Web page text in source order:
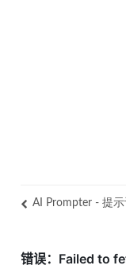
AI Prompter - 提